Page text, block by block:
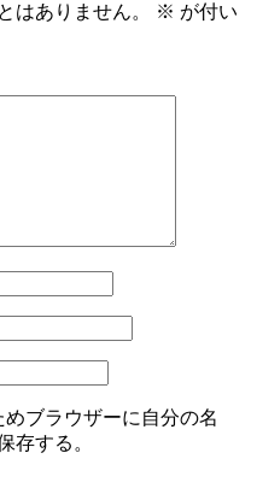
はありません。 ※ が付い
ブラウザーに自分の名
存する。